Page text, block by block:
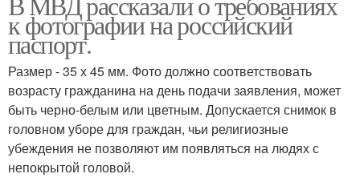
к фотографии на российский
паспорт.
Размер - 35 х 45 мм. Фото должно соответствовать
возрасту гражданина на день подачи заявления, может
быть черно-белым или цветным. Допускается снимок в
головном уборе для граждан, чьи религиозные
убеждения не позволяют им появляться на людях с
непокрытой головой.